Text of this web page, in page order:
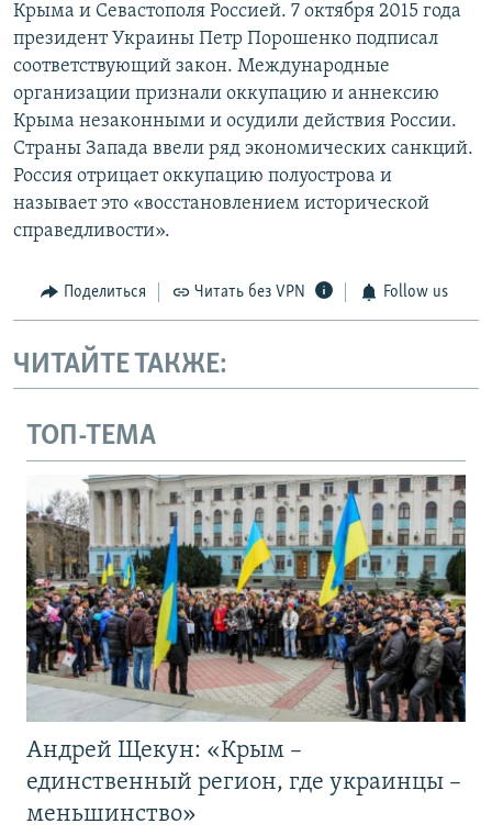
Крыма и Севастополя Россией. 7 октября 2015 года
президент Украины Петр Порошенко подписал
соответствующий закон. Международные
организации признали оккупацию и аннексию
Крыма незаконными и осудили действия России.
Страны Запада ввели ряд экономических санкций.
Россия отрицает оккупацию полуострова и
называет это «восстановлением исторической
справедливости».
Поделиться Читать без VPN Follow us
ЧИТАЙТЕ ТАКЖЕ:
ТОП-ТЕМА
Андрей Щекун: «Крым –
единственный регион, где украинцы –
меньшинство»